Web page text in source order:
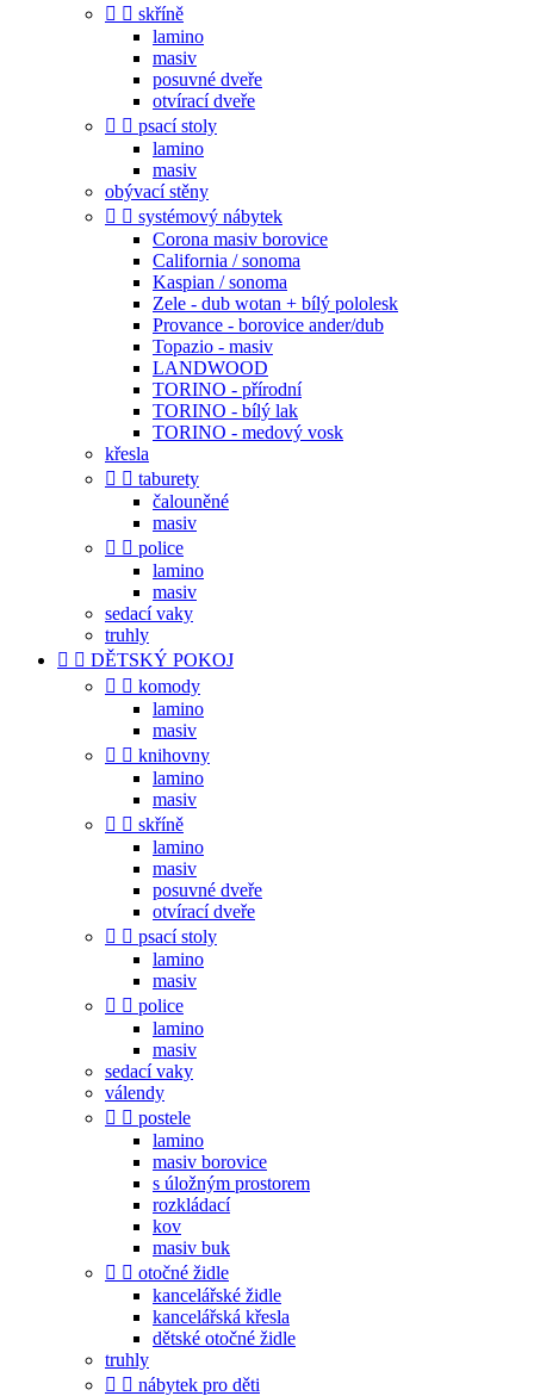
  skříně
lamino
masiv
posuvné dveře
otvírací dveře
  psací stoly
lamino
masiv
obývací stěny
  systémový nábytek
Corona masiv borovice
California / sonoma
Kaspian / sonoma
Zele - dub wotan + bílý pololesk
Provance - borovice ander/dub
Topazio - masiv
LANDWOOD
TORINO - přírodní
TORINO - bílý lak
TORINO - medový vosk
křesla
  taburety
čalouněné
masiv
  police
lamino
masiv
sedací vaky
truhly
  DĚTSKÝ POKOJ
  komody
lamino
masiv
  knihovny
lamino
masiv
  skříně
lamino
masiv
posuvné dveře
otvírací dveře
  psací stoly
lamino
masiv
  police
lamino
masiv
sedací vaky
válendy
  postele
lamino
masiv borovice
s úložným prostorem
rozkládací
kov
masiv buk
  otočné židle
kancelářské židle
kancelářská křesla
dětské otočné židle
truhly
  nábytek pro děti